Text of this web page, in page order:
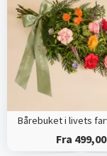
Fra 499,00